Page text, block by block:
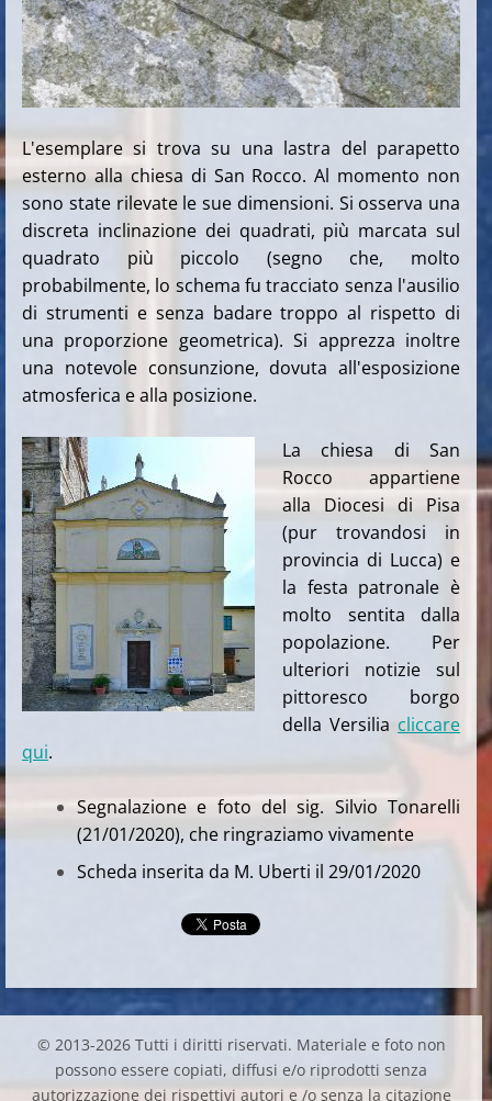
L'esemplare si trova su una lastra del parapetto
esterno alla chiesa di San Rocco. Al momento non
sono state rilevate le sue dimensioni. Si osserva una
discreta inclinazione dei quadrati, più marcata sul
quadrato più piccolo (segno che, molto
probabilmente, lo schema fu tracciato senza l'ausilio
di strumenti e senza badare troppo al rispetto di
una proporzione geometrica). Si apprezza inoltre
una notevole consunzione, dovuta all'esposizione
atmosferica e alla posizione.
La chiesa di San
Rocco appartiene
alla Diocesi di Pisa
(pur trovandosi in
provincia di Lucca) e
la festa patronale è
molto sentita dalla
popolazione. Per
ulteriori notizie sul
pittoresco borgo
della Versilia cliccare
qui.
Segnalazione e foto del sig. Silvio Tonarelli
(21/01/2020), che ringraziamo vivamente
Scheda inserita da M. Uberti il 29/01/2020
© 2013-2026 Tutti i diritti riservati. Materiale e foto non
possono essere copiati, diffusi e/o riprodotti senza
autorizzazione dei rispettivi autori e /o senza la citazione